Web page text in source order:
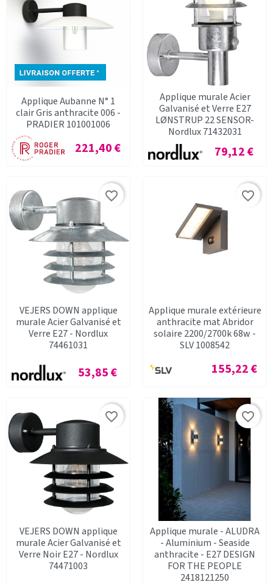
Applique Aubanne N° 1
clair Gris anthracite 006 -
PRADIER 101001006
Prix
221,40 €
Applique murale Acier
Galvanisé et Verre E27
LØNSTRUP 22 SENSOR-
Nordlux 71432031
Prix
79,12 €
VEJERS DOWN applique
murale Acier Galvanisé et
Verre E27 - Nordlux
74461031
Prix
53,85 €
favorite_border
Applique murale extérieure
anthracite mat Abridor
solaire 2200/2700k 68w -
SLV 1008542
Prix
155,22 €
favorite_border
VEJERS DOWN applique
murale Acier Galvanisé et
Verre Noir E27 - Nordlux
74471003
favorite_border
Applique murale - ALUDRA
- Aluminium - Seaside
anthracite - E27 DESIGN
FOR THE PEOPLE
2418121250
favorite_border